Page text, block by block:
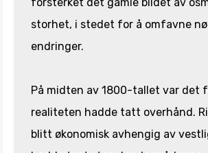
forsterket det gamle bildet av
storhet, i stedet for å omfavne
endringer.
På midten av 1800-tallet var det
realiteten hadde tatt overhånd.
blitt økonomisk avhengig av